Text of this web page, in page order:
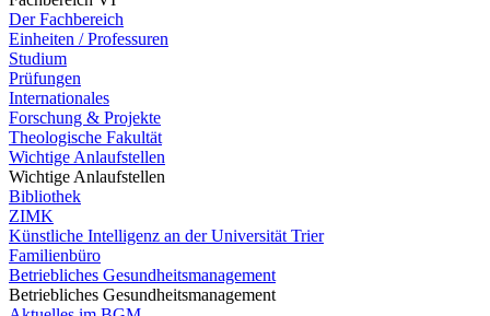
Der Fachbereich
Einheiten / Professuren
Studium
Prüfungen
Internationales
Forschung & Projekte
Theologische Fakultät
Wichtige Anlaufstellen
Wichtige Anlaufstellen
Bibliothek
ZIMK
Künstliche Intelligenz an der Universität Trier
Familienbüro
Betriebliches Gesundheitsmanagement
Betriebliches Gesundheitsmanagement